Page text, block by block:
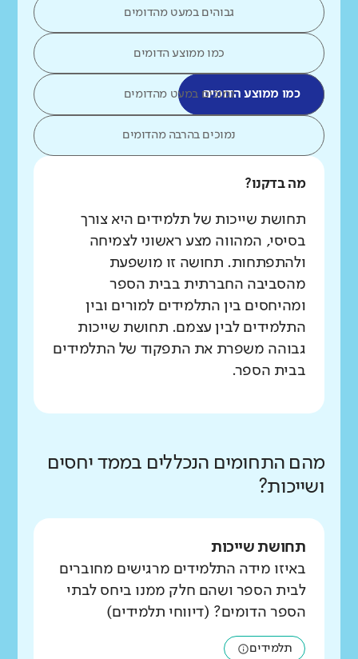
גבוהים במעט מהדומים
כמו ממוצע הדומים
כמו ממוצע הדומיםנמוכים במעט מהדומים
נמוכים בהרבה מהדומים
מה בדקנו?
תחושת שייכות של תלמידים היא צורך
בסיסי, המהווה מצע ראשוני לצמיחה
ולהתפתחות. תחושה זו מושפעת
מהסביבה החברתית בבית הספר
ומהיחסים בין התלמידים למורים ובין
התלמידים לבין עצמם. תחושת שייכות
גבוהה משפרת את התפקוד של התלמידים
בבית הספר.
מהם התחומים הנכללים בממד יחסים
ושייכות?
תחושת שייכות
באיזו מידה התלמידים מרגישים מחוברים
לבית הספר ושהם חלק ממנו ביחס לבתי
הספר הדומים? (דיווחי תלמידים)
תלמידים